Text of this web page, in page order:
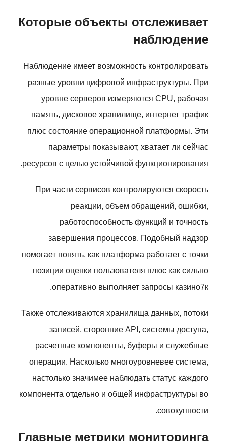
Которые объекты отслеживает
наблюдение
Наблюдение имеет возможность контролировать
разные уровни цифровой инфраструктуры. При
уровне серверов измеряются CPU, рабочая
память, дисковое хранилище, интернет трафик
плюс состояние операционной платформы. Эти
параметры показывают, хватает ли сейчас
ресурсов с целью устойчивой функционирования.
При части сервисов контролируются скорость
реакции, объем обращений, ошибки,
работоспособность функций и точность
завершения процессов. Подобный надзор
помогает понять, как платформа работает с точки
позиции оценки пользователя плюс как сильно
оперативно выполняет запросы казино7к.
Также отслеживаются хранилища данных, потоки
записей, сторонние API, системы доступа,
расчетные компоненты, буферы и служебные
операции. Насколько многоуровневее система,
настолько значимее наблюдать статус каждого
компонента отдельно и общей инфраструктуры во
совокупности.
Главные метрики мониторинга